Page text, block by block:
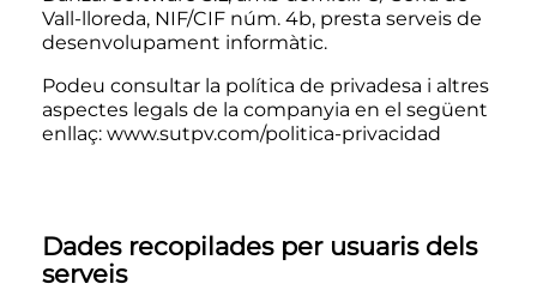
Vall-lloreda, NIF/CIF núm. 4b, presta serveis de
desenvolupament informàtic.
Podeu consultar la política de privadesa i altres
aspectes legals de la companyia en el següent
enllaç: www.sutpv.com/politica-privacidad
Dades recopilades per usuaris dels
serveis